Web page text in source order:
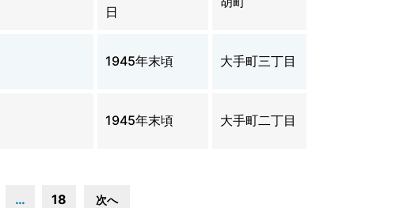
日
1945年末頃 大手町三丁目
1945年末頃 大手町二丁目
… 18 次へ